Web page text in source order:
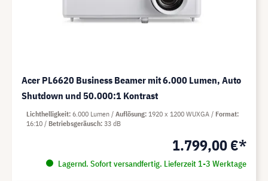
Acer PL6620 Business Beamer mit 6.000 Lumen, Auto
Shutdown und 50.000:1 Kontrast
1.799,00 €*
Lagernd. Sofort versandfertig. Lieferzeit 1-3 Werktage
Lichthelligkeit 6.000 Lumen Auflösung 1920 x 1200 WUXGA
Format
16:10
Betriebsgeräusch 33 dB